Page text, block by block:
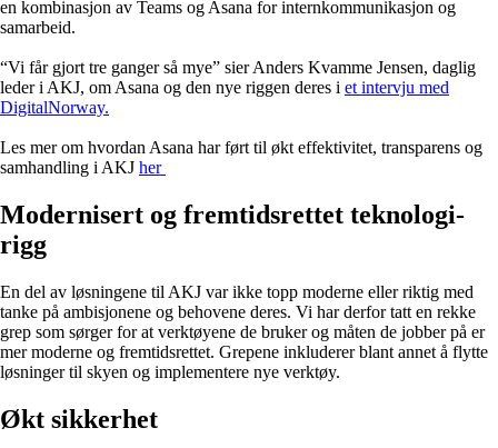
en kombinasjon av Teams og Asana for internkommunikasjon og
samarbeid.
“Vi får gjort tre ganger så mye” sier Anders Kvamme Jensen, daglig
leder i AKJ, om Asana og den nye riggen deres i et intervju med
DigitalNorway.
Les mer om hvordan Asana har ført til økt effektivitet, transparens og
samhandling i AKJ her
Modernisert og fremtidsrettet teknologi-
rigg
En del av løsningene til AKJ var ikke topp moderne eller riktig med
tanke på ambisjonene og behovene deres. Vi har derfor tatt en rekke
grep som sørger for at verktøyene de bruker og måten de jobber på er
mer moderne og fremtidsrettet. Grepene inkluderer blant annet å flytte
løsninger til skyen og implementere nye verktøy.
Økt sikkerhet